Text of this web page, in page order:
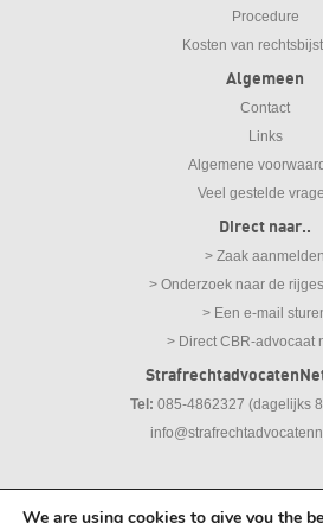
Procedure
Kosten van
Algemeen
Contact
Links
Algemene
Veel gestelde
Direct naar..
> Zaak aanmelden
> Onderzoek naar de
> Een e-mail
> Direct CBR-advocaat
Tel: 085-4862327 (dagelijks
© 2026Strafrechtadvocaten Netwerk |Disclaimer|
We are using cookies to give you the